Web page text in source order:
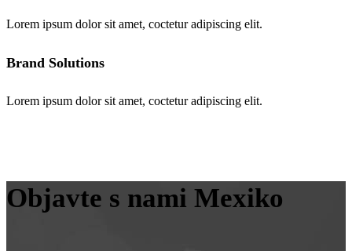
Lorem ipsum dolor sit amet, coctetur adipiscing elit.
Brand Solutions
Lorem ipsum dolor sit amet, coctetur adipiscing elit.
Objavte s nami Mexiko